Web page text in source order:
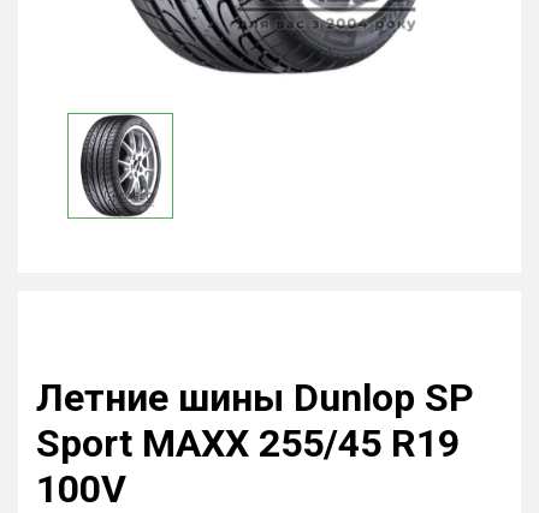
Летние шины Dunlop SP
Sport MAXX 255/45 R19
100V